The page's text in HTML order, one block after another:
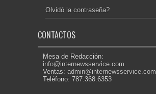
Olvidó la contraseña?
CONTACTOS
Mesa de Redacción:
info@internewsservice.com
Ventas: admin@internewsservice.com
Teléfono: 787.368.6353